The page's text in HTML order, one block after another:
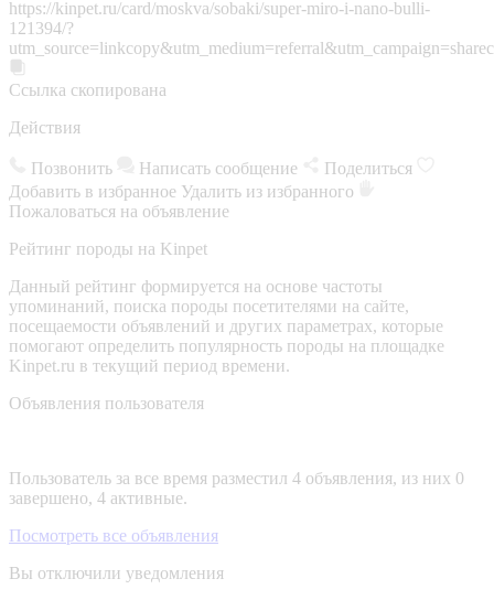
https://kinpet.ru/card/moskva/sobaki/super-miro-i-nano-bulli-
121394/?
Ссылка скопирована
Действия
Позвонить Написать сообщение
Поделиться
Добавить в избранное Удалить из избранного
Пожаловаться на объявление
Рейтинг породы на Kinpet
Данный рейтинг формируется на основе частоты
упоминаний, поиска породы посетителями на сайте,
посещаемости объявлений и других параметрах, которые
помогают определить популярность породы на площадке
Kinpet.ru в текущий период времени.
Объявления пользователя
Пользователь за все время разместил 4 объявления, из них 0
завершено, 4 активные.
Посмотреть все объявления
Вы отключили уведомления